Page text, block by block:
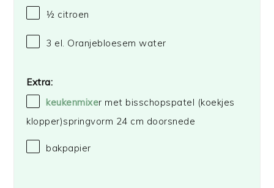
½ citroen
3 el. Oranjebloesem water
Extra:
keukenmixer met bisschopspatel (koekjes
klopper)springvorm 24 cm doorsnede
bakpapier